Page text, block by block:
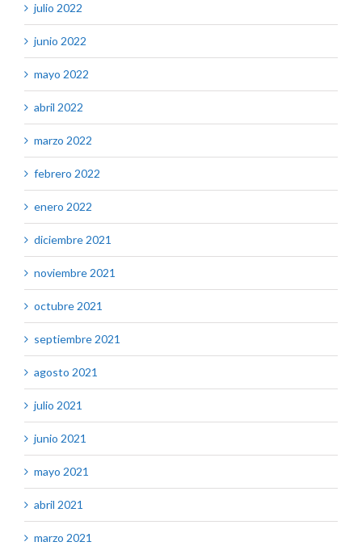
julio 2022
junio 2022
mayo 2022
abril 2022
marzo 2022
febrero 2022
enero 2022
diciembre 2021
noviembre 2021
octubre 2021
septiembre 2021
agosto 2021
julio 2021
junio 2021
mayo 2021
abril 2021
marzo 2021